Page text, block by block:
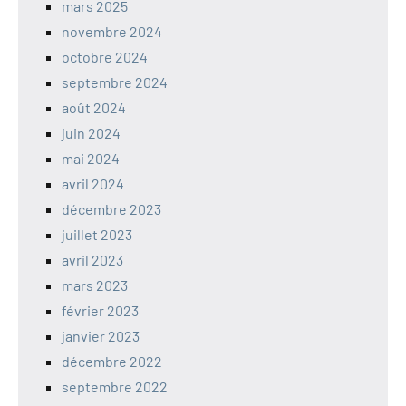
mars 2025
novembre 2024
octobre 2024
septembre 2024
août 2024
juin 2024
mai 2024
avril 2024
décembre 2023
juillet 2023
avril 2023
mars 2023
février 2023
janvier 2023
décembre 2022
septembre 2022